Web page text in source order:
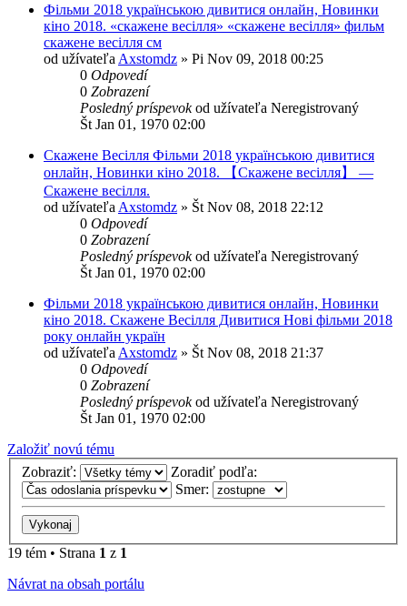
Фільми 2018 українською дивитися онлайн, Новинки
кіно 2018. «скажене весілля» «скажене весілля» фильм
скажене весілля см
od užívateľa Axstomdz » Pi Nov 09, 2018 00:25
0 Odpovedí
0 Zobrazení
Posledný príspevokod užívateľa Neregistrovaný
Št Jan 01, 1970 02:00
Скажене Весілля Фільми 2018 українською дивитися
онлайн, Новинки кіно 2018. 【Скажене весілля】 —
Скажене весілля.
od užívateľa Axstomdz » Št Nov 08, 2018 22:12
0 Odpovedí
0 Zobrazení
Posledný príspevokod užívateľa Neregistrovaný
Št Jan 01, 1970 02:00
Фільми 2018 українською дивитися онлайн, Новинки
кіно 2018. Скажене Весілля Дивитися Нові фільми 2018
року онлайн україн
od užívateľa Axstomdz » Št Nov 08, 2018 21:37
0 Odpovedí
0 Zobrazení
Posledný príspevokod užívateľa Neregistrovaný
Št Jan 01, 1970 02:00
Založiť novú tému
Zobraziť:
Zoradiť podľa:
Smer:
19 tém • Strana 1 z 1
Návrat na obsah portálu